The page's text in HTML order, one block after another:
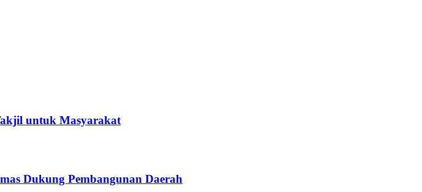
untuk Masyarakat
Dukung Pembangunan Daerah